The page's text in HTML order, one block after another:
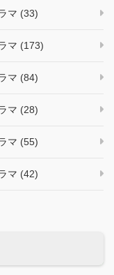
マ (33)
マ (173)
マ (84)
マ (28)
マ (55)
マ (42)